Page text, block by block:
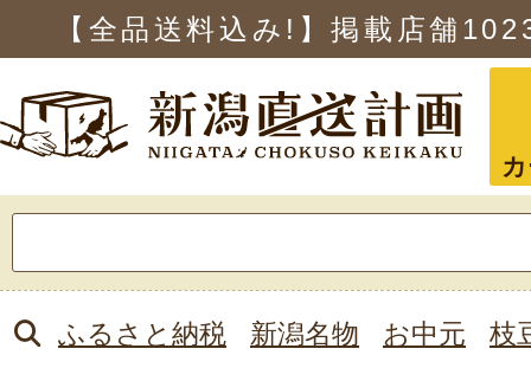
【全品送料込み!】掲載店舗
索:
ふるさと納税 新潟名物 お中元 枝